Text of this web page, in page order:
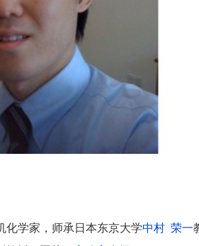
学家，师承日本东京大学中村 荣一